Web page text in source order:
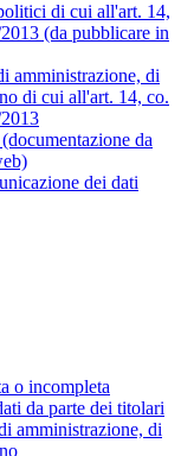
di cui all'art. 14,
(da pubblicare in
amministrazione, di
di cui all'art. 14, co.
da
dei dati
o incompleta
da parte dei titolari
amministrazione, di